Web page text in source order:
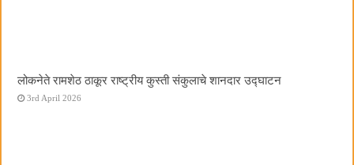
लोकनेते रामशेठ ठाकूर राष्ट्रीय कुस्ती संकुलाचे शानदार उद्घाटन
3rd April 2026